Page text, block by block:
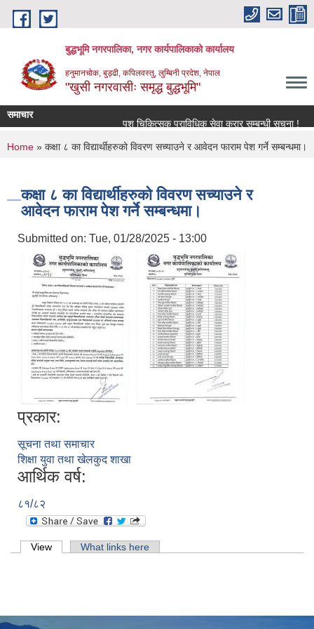
Skip to main content
बुद्धभूमि नगरपालिका, नगर कार्यपालिकाको कार्यालय
हनुमानचोक, बुड्ढी, कपिलवस्तु, लुम्बिनी प्रदेश, नेपाल
"खुसी नगरवासीः समृद्ध बुद्धभूमि"
समाचार
पशु चिकित्सक प्राविधिक सेवा करार सम्बन्धी सूचना !
You are here
Home » कक्षा ८ का विद्यार्थीहरुको विवरण सच्याउने र आवेदन फाराम पेश गर्ने सम्बन्धमा।
कक्षा ८ का विद्यार्थीहरुको विवरण सच्याउने र
आवेदन फाराम पेश गर्ने सम्बन्धमा।
Submitted on: Tue, 01/28/2025 - 13:00
प्रकार:
सूचना तथा समाचार
शिक्षा युवा तथा खेलकुद शाखा
आर्थिक वर्ष:
८१/८२
Primary tabs
View (active tab)What links here